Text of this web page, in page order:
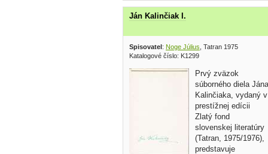
Ján Kalinčiak I.
Spisovatel: Noge Július , Tatran 1975
Katalogové číslo: K1299
Prvý zväzok
súborného diela Jána
Kalinčiaka, vydaný v
prestížnej edícii
Zlatý fond
slovenskej literatúry
(Tatran, 1975/1976),
predstavuje